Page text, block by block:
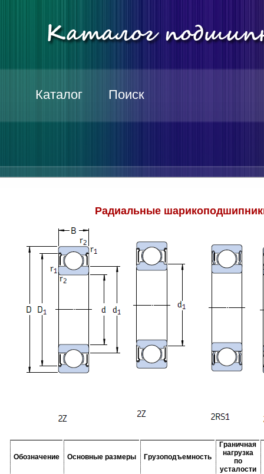
Каталог Поиск
Радиальные
Обозначение Основные размеры Грузоподъемность
Граничная
нагрузка
по
усталости